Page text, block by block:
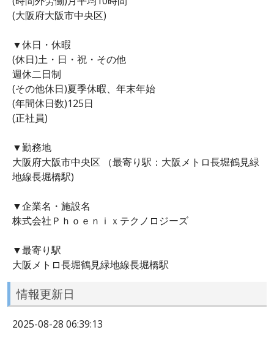
(大阪府大阪市中央区)
▼休日・休暇
(休日)土・日・祝・その他
週休二日制
(その他休日)夏季休暇、年末年始
(年間休日数)125日
(正社員)
▼勤務地
大阪府大阪市中央区 （最寄り駅：大阪メトロ長堀鶴見緑
地線長堀橋駅)
▼企業名・施設名
株式会社Ｐｈｏｅｎｉｘテクノロジーズ
▼最寄り駅
大阪メトロ長堀鶴見緑地線長堀橋駅
情報更新日
2025-08-28 06:39:13